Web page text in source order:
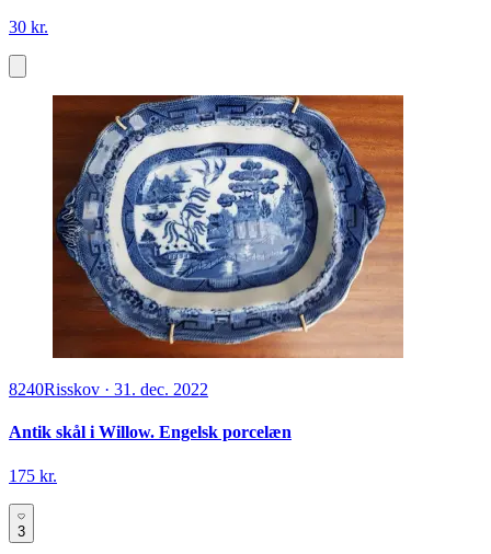
30 kr.
8240Risskov · 31. dec. 2022
Antik skål i Willow. Engelsk porcelæn
175 kr.
3